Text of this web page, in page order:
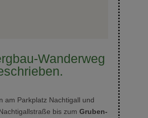
Wanderweg
am Parkplatz Nachtigall und
bis zum Gruben-